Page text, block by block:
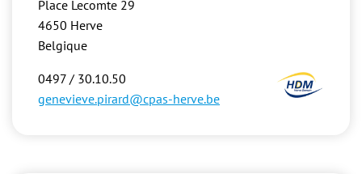
Place Lecomte 29
4650 Herve
Belgique
Image
0497 / 30.10.50
genevieve.pirard@cpas-herve.be